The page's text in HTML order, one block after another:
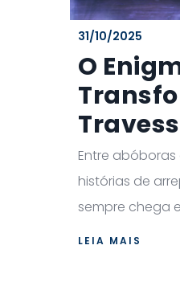
31/10/2025
O
Entre
histórias de
sempre chega
LEIA MAIS